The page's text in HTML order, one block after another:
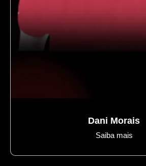
Dani Morais
Saiba mais